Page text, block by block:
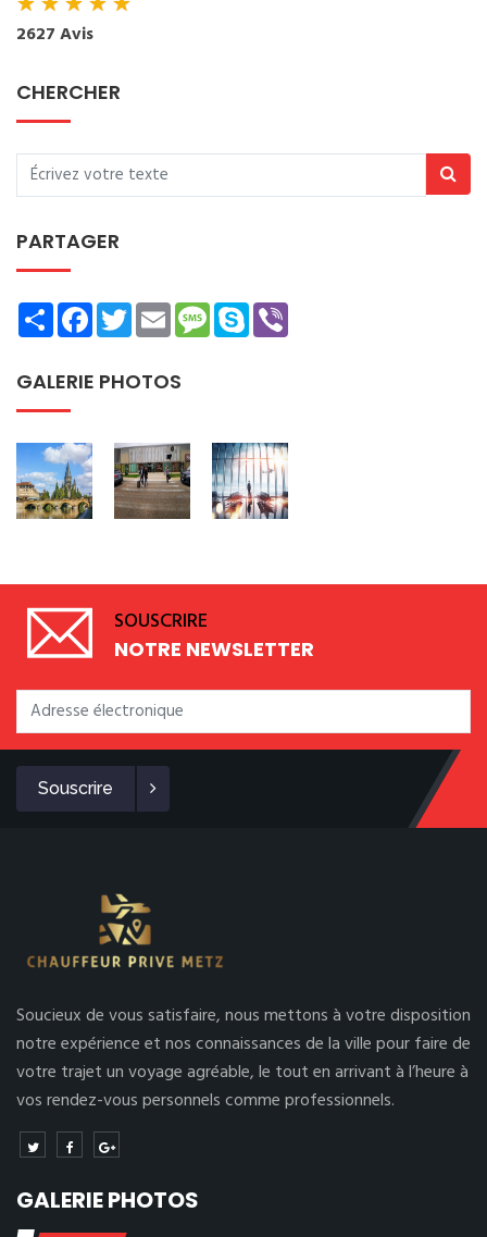
2627 Avis
CHERCHER
PARTAGER
ShareFacebookTwitterEmailMessage
Skype
GALERIE PHOTOS
SOUSCRIRE
NOTRE NEWSLETTER
Souscrire
Soucieux de vous satisfaire, nous mettons à votre disposition
notre expérience et nos connaissances de la ville pour faire de
votre trajet un voyage agréable, le tout en arrivant à l’heure à
vos rendez-vous personnels comme professionnels.
GALERIE PHOTOS